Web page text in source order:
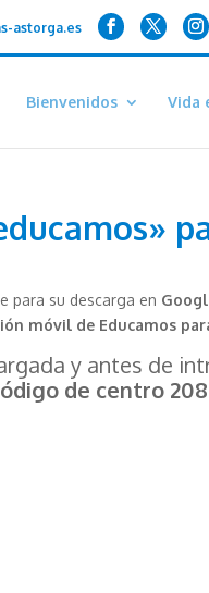
astorga.es
Bienvenidos Vida
para su descarga en
móvil de Educamos
y antes de
de centro